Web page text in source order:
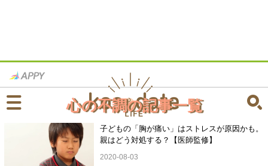
心の不調の記事一覧
子どもの「胸が痛い」はストレスが原因かも。
親はどう対処する？【医師監修】
2020-08-03